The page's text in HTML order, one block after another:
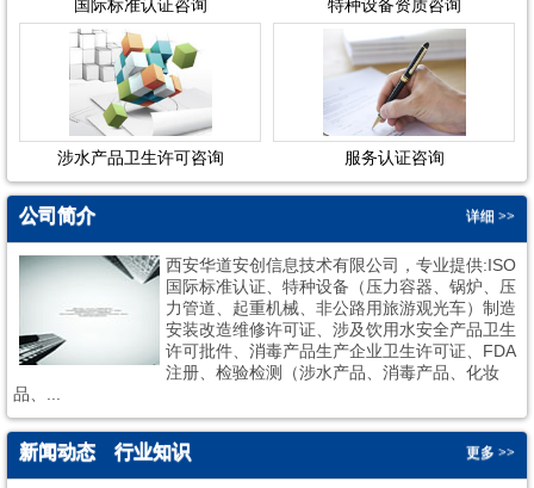
2
国际标准认证咨询 特种设备资质咨询
涉水产品卫生许可咨询 服务认证咨询
公司简介 详细 >>
西安华道安创信息技术有限公司，专业提供:ISO
国际标准认证、特种设备（压力容器、锅炉、压
力管道、起重机械、非公路用旅游观光车）制造
安装改造维修许可证、涉及饮用水安全产品卫生
许可批件、消毒产品生产企业卫生许可证、FDA
注册、检验检测（涉水产品、消毒产品、化妆
品、...
新闻动态 行业知识 更多 >>